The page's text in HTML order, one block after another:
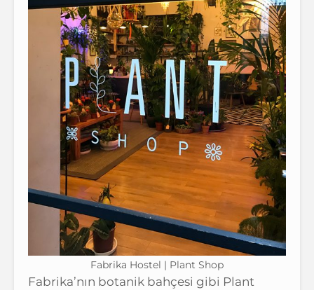
Fabrika Hostel | Plant Shop
Fabrika’nın botanik bahçesi gibi Plant